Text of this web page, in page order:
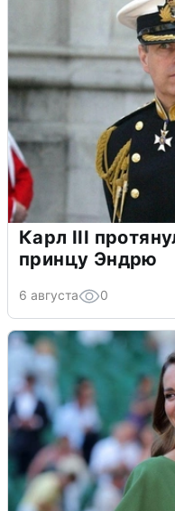
Карл III
принцу Эндрю
6 августа 0